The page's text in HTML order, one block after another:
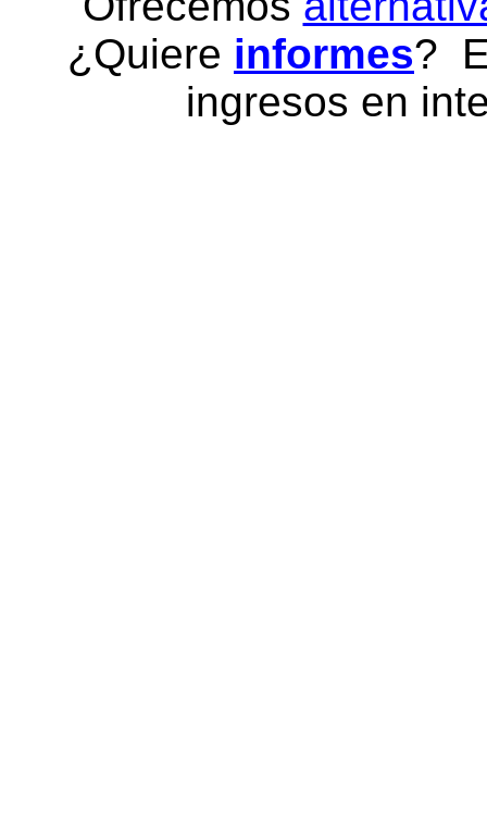
¿Quiere informes?
ingresos en